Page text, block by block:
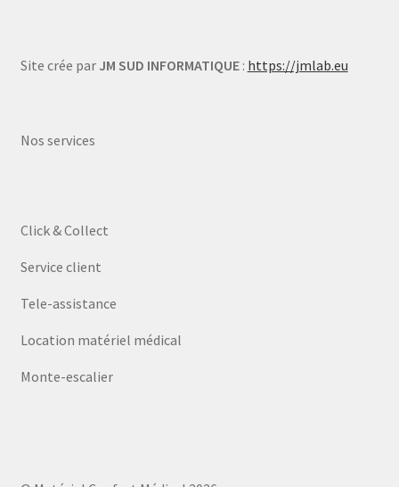
Site crée par JM SUD INFORMATIQUE: https://jmlab.eu
Nos services
Click & Collect
Service client
Tele-assistance
Location matériel médical
Monte-escalier